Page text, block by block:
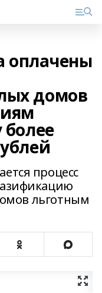
оплачены
домов
процесс
льготным